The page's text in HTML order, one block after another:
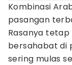
Kombinasi
pasangan
Rasanya
bersahabat di
sering mulas